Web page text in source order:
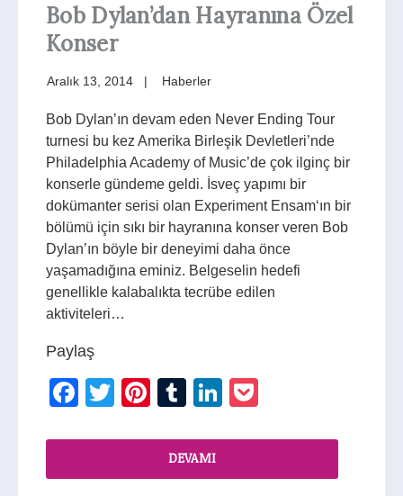
Bob Dylan’dan Hayranına Özel
Konser
Aralık 13, 2014 Haberler
Bob Dylan’ın devam eden Never Ending Tour
turnesi bu kez Amerika Birleşik Devletleri’nde
Philadelphia Academy of Music’de çok ilginç bir
konserle gündeme geldi. İsveç yapımı bir
dokümanter serisi olan Experiment Ensam‘ın bir
bölümü için sıkı bir hayranına konser veren Bob
Dylan’ın böyle bir deneyimi daha önce
yaşamadığına eminiz. Belgeselin hedefi
genellikle kalabalıkta tecrübe edilen
aktiviteleri…
Paylaş
Facebook
TwitterPinterest
TumblrLinkedIn
DEVAMI